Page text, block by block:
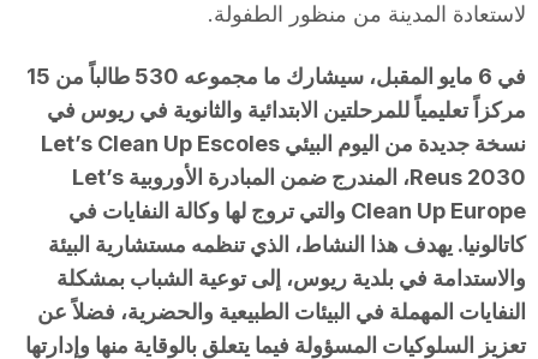
لاستعادة المدينة من منظور الطفولة.
في 6 مايو المقبل، سيشارك ما مجموعه 530 طالباً من 15
مركزاً تعليمياً للمرحلتين الابتدائية والثانوية في ريوس في
نسخة جديدة من اليوم البيئي Let’s Clean Up Escoles
Reus 2030، المندرج ضمن المبادرة الأوروبية Let’s
Clean Up Europe والتي تروج لها وكالة النفايات في
كاتالونيا. يهدف هذا النشاط، الذي تنظمه مستشارية البيئة
والاستدامة في بلدية ريوس، إلى توعية الشباب بمشكلة
النفايات المهملة في البيئات الطبيعية والحضرية، فضلاً عن
تعزيز السلوكيات المسؤولة فيما يتعلق بالوقاية منها وإدارتها